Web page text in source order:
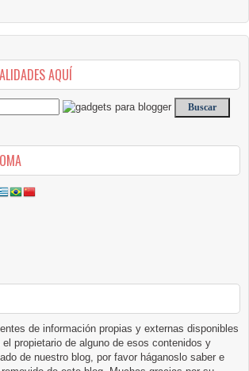
AQUÍ
de información propias y externas disponibles
propietario de alguno de esos contenidos y
de nuestro blog, por favor háganoslo saber e